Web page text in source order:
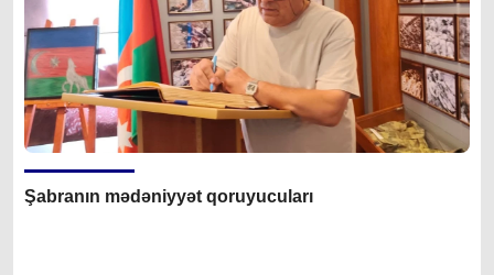
Şabranın mədəniyyət qoruyucuları